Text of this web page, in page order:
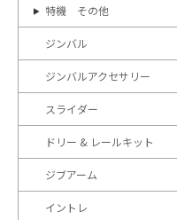
特機 その他
ジンバル
ジンバルアクセサリー
スライダー
ドリー & レールキット
ジブアーム
イントレ